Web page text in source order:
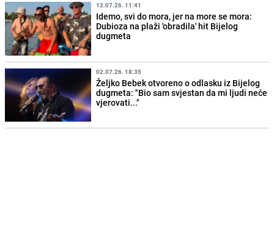
12.07.26. 11:41
Idemo, svi do mora, jer na more se mora:
Dubioza na plaži 'obradila' hit Bijelog
dugmeta
02.07.26. 18:35
Željko Bebek otvoreno o odlasku iz Bijelog
dugmeta: "Bio sam svjestan da mi ljudi neće
vjerovati..."